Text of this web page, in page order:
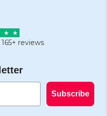
165+ reviews
Subscribe